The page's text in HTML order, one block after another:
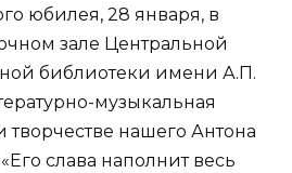
юбилея, 28 января, в
зале Центральной
библиотеки имени А.П.
музыкальная
творчестве нашего Антона
слава наполнит весь